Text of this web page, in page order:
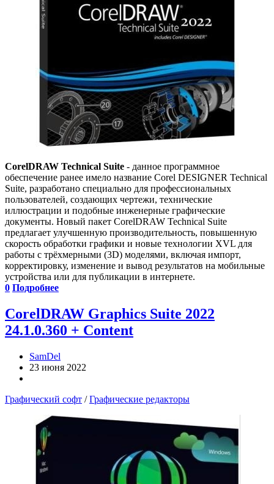
CorelDRAW Technical Suite - данное программное
обеспечение ранее имело название Corel DESIGNER Technical
Suite, разработано специально для профессиональных
пользователей, создающих чертежи, технические
иллюстрации и подобные инженерные графические
документы. Новый пакет CorelDRAW Technical Suite
предлагает улучшенную производительность, повышенную
скорость обработки графики и новые технологии XVL для
работы с трёхмерными (3D) моделями, включая импорт,
корректировку, изменение и вывод результатов на мобильные
устройства или для публикации в интернете.
0 Подробнее
CorelDRAW Graphics Suite 2022
24.1.0.360 + Content
SamDel
23 июня 2022
Графический софт /Графические редакторы